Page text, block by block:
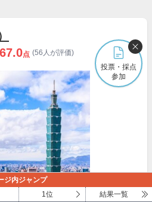
67.0点 (56人が評価)
投票・採点
参加
ジ内ジャンプ
1位 結果一覧